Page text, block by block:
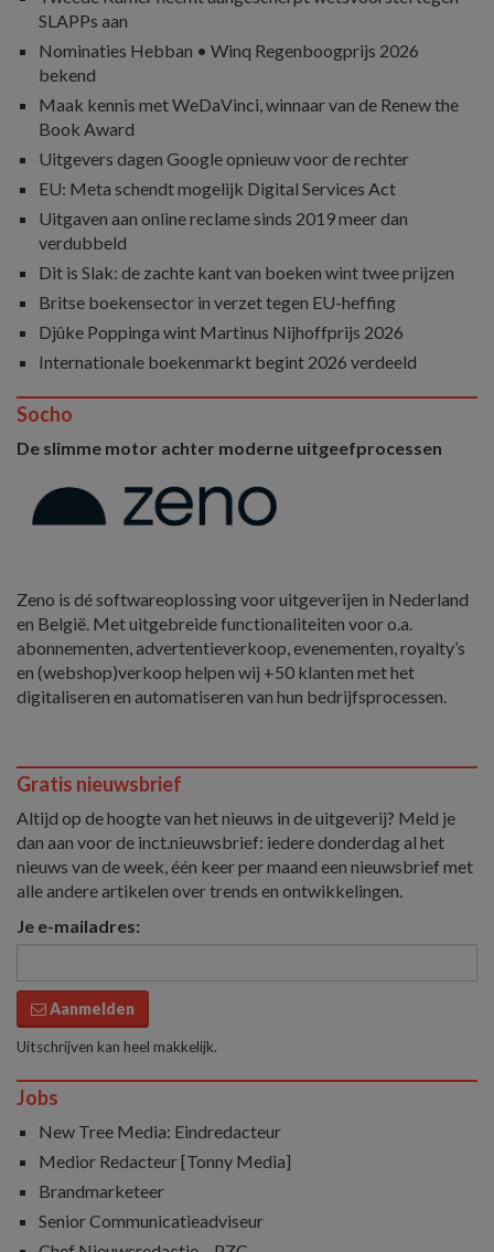
SLAPPs aan
Nominaties Hebban • Winq Regenboogprijs 2026
bekend
Maak kennis met WeDaVinci, winnaar van de Renew the
Book Award
Uitgevers dagen Google opnieuw voor de rechter
EU: Meta schendt mogelijk Digital Services Act
Uitgaven aan online reclame sinds 2019 meer dan
verdubbeld
Dit is Slak: de zachte kant van boeken wint twee prijzen
Britse boekensector in verzet tegen EU-heffing
Djûke Poppinga wint Martinus Nijhoffprijs 2026
Internationale boekenmarkt begint 2026 verdeeld
Socho
De slimme motor achter moderne uitgeefprocessen
Zeno is dé softwareoplossing voor uitgeverijen in Nederland
en België. Met uitgebreide functionaliteiten voor o.a.
abonnementen, advertentieverkoop, evenementen, royalty’s
en (webshop)verkoop helpen wij +50 klanten met het
digitaliseren en automatiseren van hun bedrijfsprocessen.
Gratis nieuwsbrief
Altijd op de hoogte van het nieuws in de uitgeverij? Meld je
dan aan voor de inct.nieuwsbrief: iedere donderdag al het
nieuws van de week, één keer per maand een nieuwsbrief met
alle andere artikelen over trends en ontwikkelingen.
Je e-mailadres:
Aanmelden
Uitschrijven kan heel makkelijk.
Jobs
New Tree Media: Eindredacteur
Medior Redacteur [Tonny Media]
Brandmarketeer
Senior Communicatieadviseur